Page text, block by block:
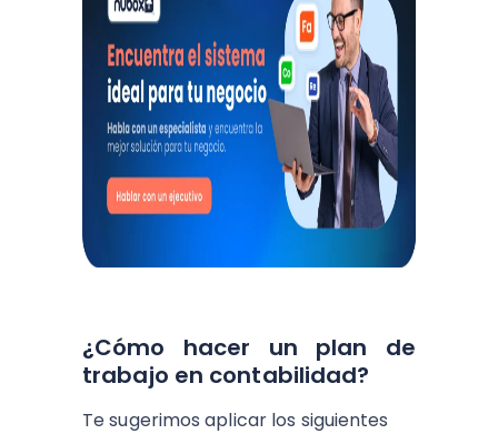
¿Cómo hacer un plan de
trabajo en contabilidad?
Te sugerimos aplicar los siguientes